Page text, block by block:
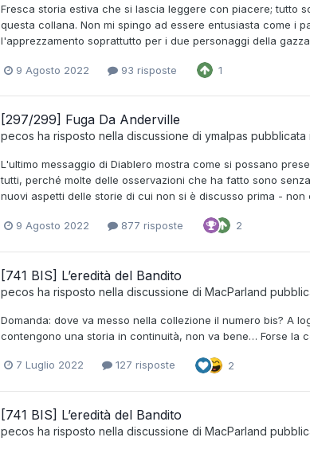
Fresca storia estiva che si lascia leggere con piacere; tutto
questa collana. Non mi spingo ad essere entusiasta come i
l'apprezzamento soprattutto per i due personaggi della
9 Agosto 2022 93 risposte 1
[297/299] Fuga Da Anderville
pecos ha risposto nella discussione di ymalpas pubblicata
L'ultimo messaggio di Diablero mostra come si possano
tutti, perché molte delle osservazioni che ha fatto sono
nuovi aspetti delle storie di cui non si è discusso prima -
9 Agosto 2022 877 risposte 2
[741 BIS] L’eredità del Bandito
pecos ha risposto nella discussione di MacParland
Domanda: dove va messo nella collezione il numero bis? A
contengono una storia in continuità, non va bene… Forse la
7 Luglio 2022 127 risposte 2
[741 BIS] L’eredità del Bandito
pecos ha risposto nella discussione di MacParland